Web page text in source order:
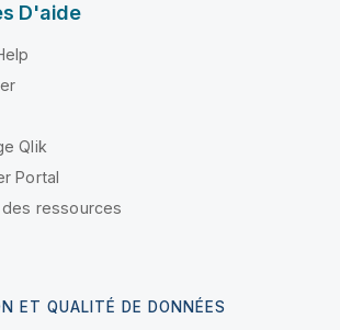
D'aide
Qlik
Portal
ressources
ET QUALITÉ DE DONNÉES